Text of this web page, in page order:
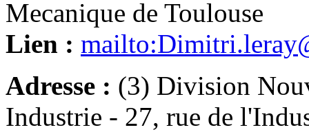
Mecanique de Toulouse
Lien :
Adresse : (3) Division
Industrie - 27, rue de